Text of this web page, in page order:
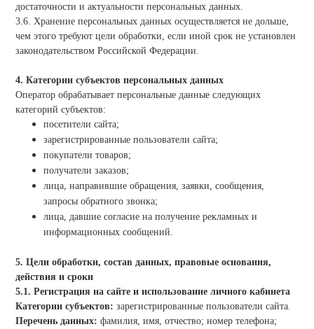
достаточности и актуальности персональных данных.
3.6. Хранение персональных данных осуществляется не дольше,
чем этого требуют цели обработки, если иной срок не установлен
законодательством Российской Федерации.
4. Категории субъектов персональных данных
Оператор обрабатывает персональные данные следующих
категорий субъектов:
посетители сайта;
зарегистрированные пользователи сайта;
покупатели товаров;
получатели заказов;
лица, направившие обращения, заявки, сообщения,
запросы обратного звонка;
лица, давшие согласие на получение рекламных и
информационных сообщений.
5. Цели обработки, состав данных, правовые основания,
действия и сроки
5.1. Регистрация на сайте и использование личного кабинета
Категории субъектов: зарегистрированные пользователи сайта.
Перечень данных: фамилия, имя, отчество; номер телефона;